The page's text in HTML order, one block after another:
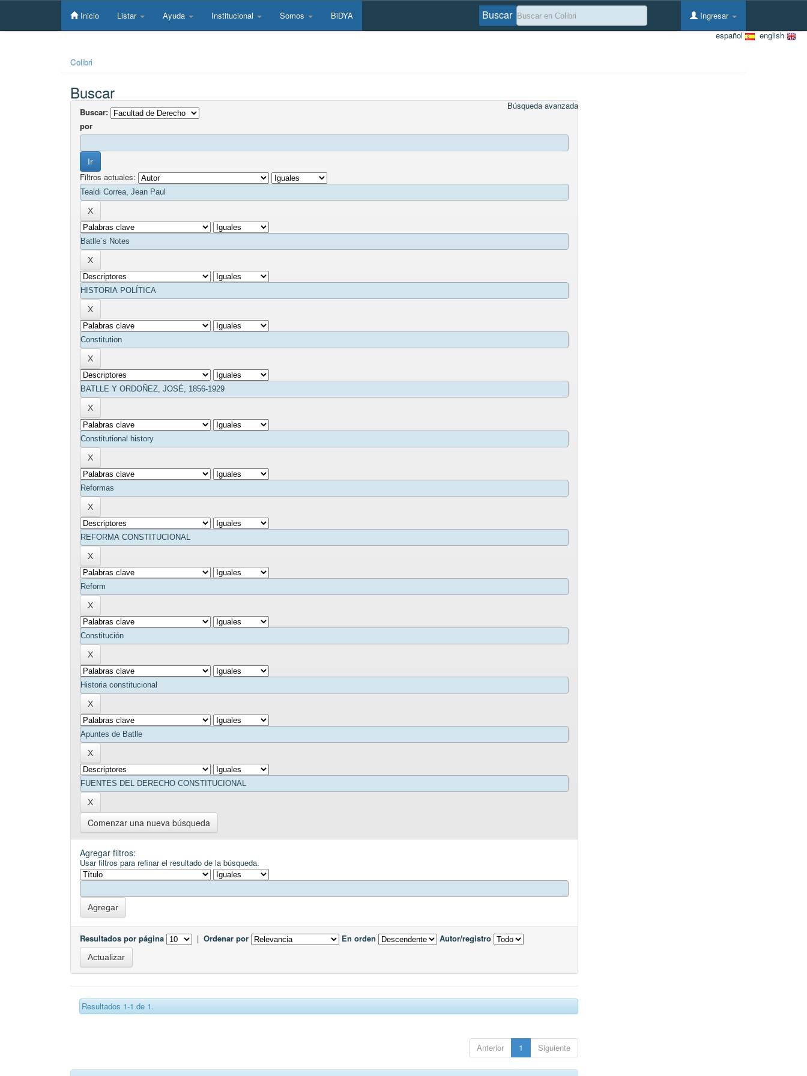
Skip
Inicio Listar Ayuda Institucional Somos BiDYA Ingresar
Buscar
english
español
Colibri
Buscar
Búsqueda avanzada
Buscar:
por
Filtros actuales:
Comenzar una nueva búsqueda
Agregar filtros:
Usar filtros para refinar el resultado de la búsqueda.
Resultados por página | Ordenar por En orden Autor/registro
Resultados 1-1 de 1.
Anterior 1 Siguiente